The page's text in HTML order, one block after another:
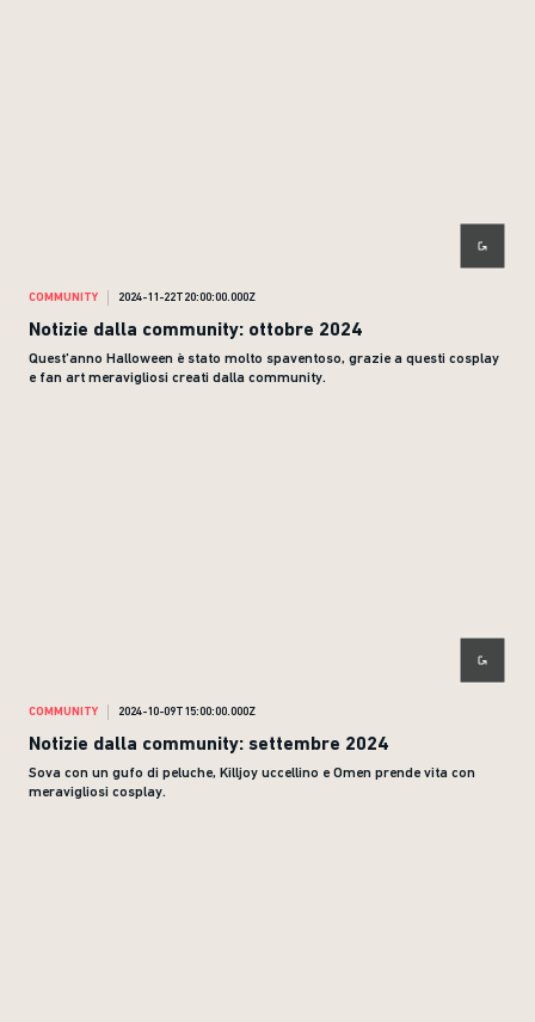
COMMUNITY 2024-11-22T20:00:00.000Z
Notizie dalla community: ottobre 2024
Quest'anno Halloween è stato molto spaventoso, grazie a questi cosplay
e fan art meravigliosi creati dalla community.
COMMUNITY 2024-10-09T15:00:00.000Z
Notizie dalla community: settembre 2024
Sova con un gufo di peluche, Killjoy uccellino e Omen prende vita con
meravigliosi cosplay.